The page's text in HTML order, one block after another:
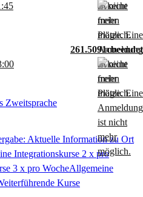
261.5091c
Zweitsprache
Aktuelle Information zu Ort
Integrationskurse 2 x pro
3 x pro WocheAllgemeine
Kurse